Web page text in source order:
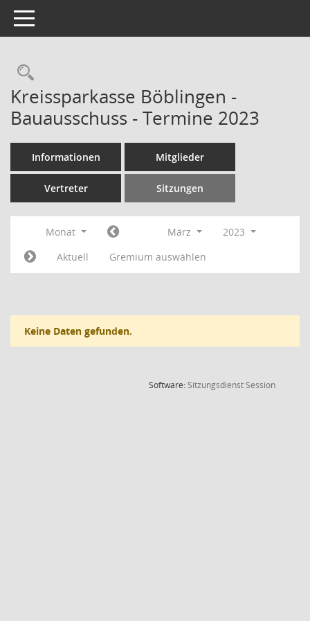
Toggle navigation
Rechercheauswahl
Kreissparkasse Böblingen -
Bauausschuss - Termine 2023
Informationen Mitglieder
Vertreter Sitzungen
Monat März
2023
Aktuell
Gremium auswählen
Keine Daten gefunden.
Software:SitzungsdienstSession(Wird in